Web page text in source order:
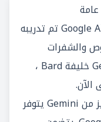
هو نموذج لغة متقدم من Google AI تم تدريبه
والشفرات
والصور والصوت والفيديو. يُعد Gemini خليفة Bard ،
هو إصدار متميز من Gemini يتوفر